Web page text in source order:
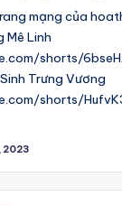
mạng của
Mê Linh
shorts/
Trưng Vương
shorts/
2023